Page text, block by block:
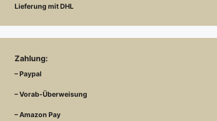
Lieferung mit DHL
Zahlung:
– Paypal
– Vorab-Überweisung
– Amazon Pay